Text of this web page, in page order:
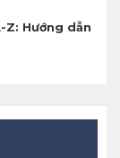
Hướng dẫn